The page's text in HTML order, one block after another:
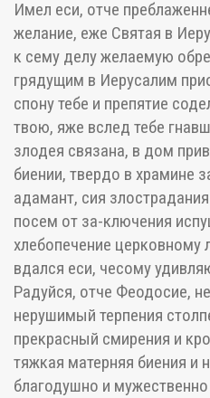
Имел еси, отче
желание, еже Святая в
к сему делу желаемую
грядущим в Иерусалим
спону тебе и препятие
твою, яже вслед тебе
злодея связана, в дом
биении, твердо в храмине
адамант, сия
посем от за-ключения
хлебопечение церковному
вдался еси, чесому
Радуйся, отче Феодосие,
нерушимый терпения
прекрасный смирения и
тяжкая матерняя биения и
благодушно и